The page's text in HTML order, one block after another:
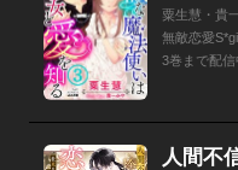
粟生慧・貴
無敵恋愛
3巻まで配信